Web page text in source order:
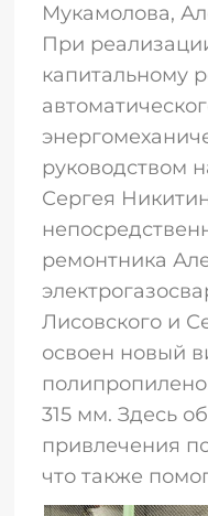
Мукамолова,
При
капитальному
руководством
Сергея
ремонтника
Лисовского и
освоен новый
315 мм. Здесь
привлечения
что также